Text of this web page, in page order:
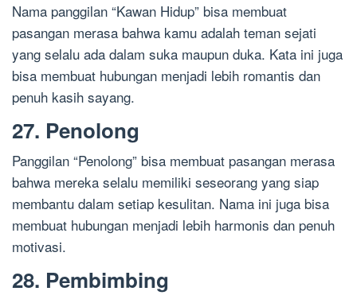
Nama panggilan “Kawan Hidup” bisa membuat
pasangan merasa bahwa kamu adalah teman sejati
yang selalu ada dalam suka maupun duka. Kata ini juga
bisa membuat hubungan menjadi lebih romantis dan
penuh kasih sayang.
27. Penolong
Panggilan “Penolong” bisa membuat pasangan merasa
bahwa mereka selalu memiliki seseorang yang siap
membantu dalam setiap kesulitan. Nama ini juga bisa
membuat hubungan menjadi lebih harmonis dan penuh
motivasi.
28. Pembimbing